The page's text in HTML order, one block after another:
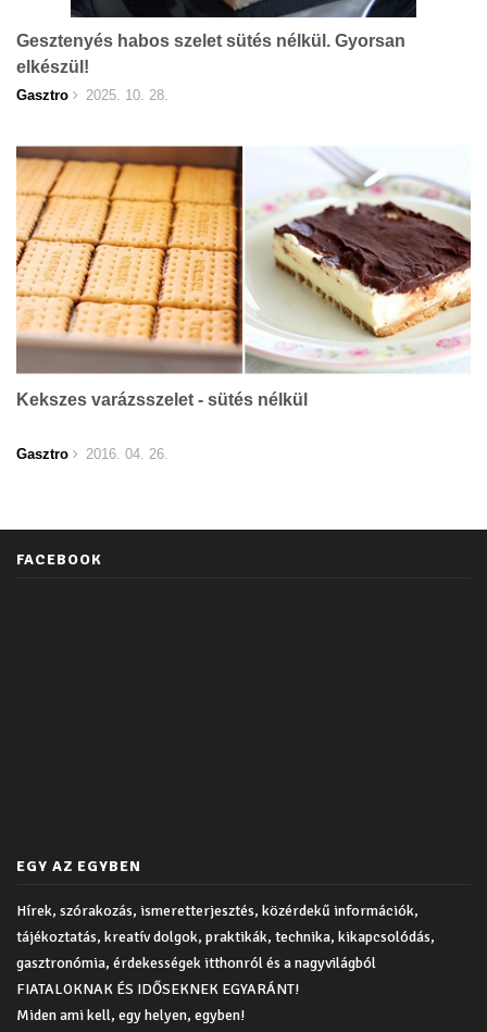
Gesztenyés habos szelet sütés nélkül. Gyorsan
elkészül!
Gasztro 2025. 10. 28.
Kekszes varázsszelet - sütés nélkül
Gasztro 2016. 04. 26.
FACEBOOK
EGY AZ EGYBEN
Hírek, szórakozás, ismeretterjesztés, közérdekű információk,
tájékoztatás, kreatív dolgok, praktikák, technika, kikapcsolódás,
gasztronómia, érdekességek itthonról és a nagyvilágból
FIATALOKNAK ÉS IDŐSEKNEK EGYARÁNT!
Miden ami kell, egy helyen, egyben!